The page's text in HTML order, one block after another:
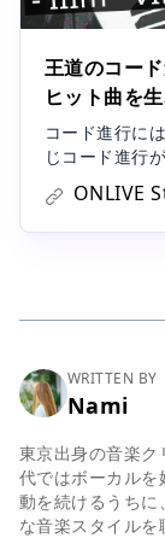
王道のコー
ヒット曲を
コード進行に
じコード進行
め、コード進
ようになりま
しまえば、自
ONLIVE
WRITTEN BY
Nami
東京出身の音楽
代ではボーカル
動を続けるうち
な音楽スタイル